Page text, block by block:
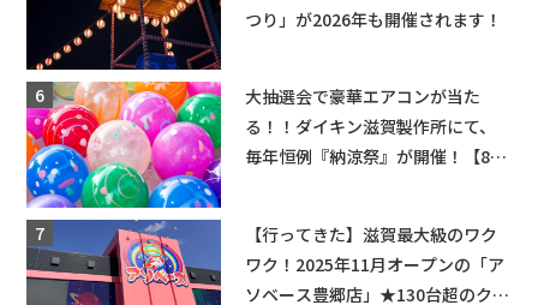
つり」が2026年も開催されます！
大抽選会で豪華エアコンが当た
る！！ダイキン滋賀製作所にて、
毎年恒例『納涼祭』が開催！【8月
【行ってきた】滋賀最大級のワク
ワク！2025年11月オープンの「ア
ソベース豊郷店」★130台超のクレ